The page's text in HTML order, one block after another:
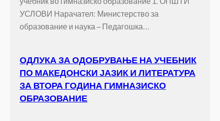
УСЛОВИ Нарачател: Министерство за
образование и наука – Педагошка…
ОДЛУКА ЗА ОДОБРУВАЊЕ НА УЧЕБНИК
ПО МАКЕДОНСКИ ЈАЗИК И ЛИТЕРАТУРА
ЗА ВТОРА ГОДИНА ГИМНАЗИСКО
ОБРАЗОВАНИЕ